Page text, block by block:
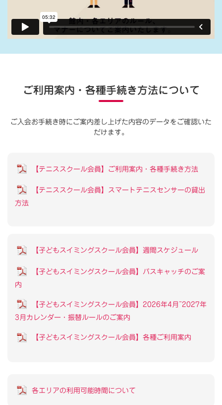
ご利用案内・各種手続き方法について
ご入会お手続き時にご案内差し上げた内容のデータをご確認いた
だけます。
【テニススクール会員】ご利用案内・各種手続き方法
【テニススクール会員】スマートテニスセンサーの貸出
方法
【子どもスイミングスクール会員】週間スケジュール
【子どもスイミングスクール会員】バスキャッチのご案
内
【子どもスイミングスクール会員】2026年4月~2027年
3月カレンダー・振替ルールのご案内
【子どもスイミングスクール会員】各種ご利用案内
各エリアの利用可能時間について